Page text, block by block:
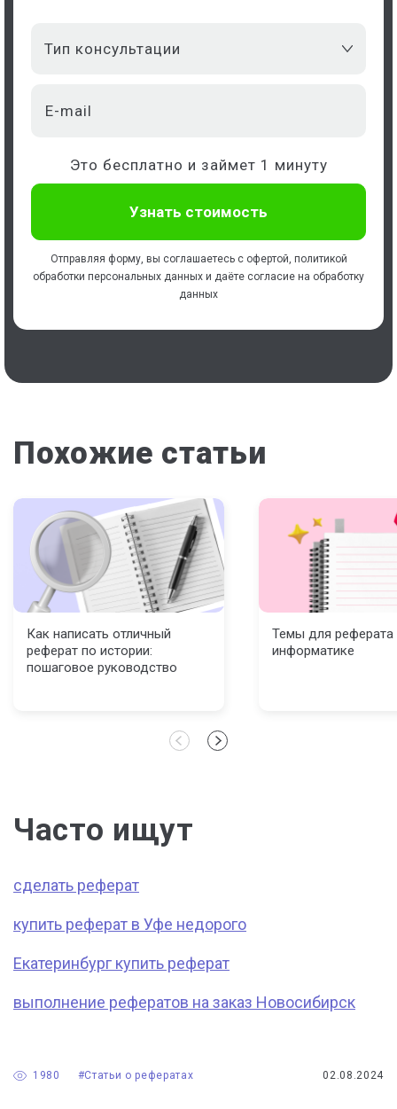
Тип консультации
Это бесплатно и займет 1 минуту
Отправляя форму, вы соглашаетесь с офертой, политикой
обработки персональных данных и даёте согласие на обработку
данных
Похожие статьи
Как написать отличный
реферат по истории:
пошаговое руководство
Темы для реферата
информатике
Часто ищут
сделать реферат
купить реферат в Уфе недорого
Екатеринбург купить реферат
выполнение рефератов на заказ Новосибирск
02.08.2024
#Статьи о рефератах
1980